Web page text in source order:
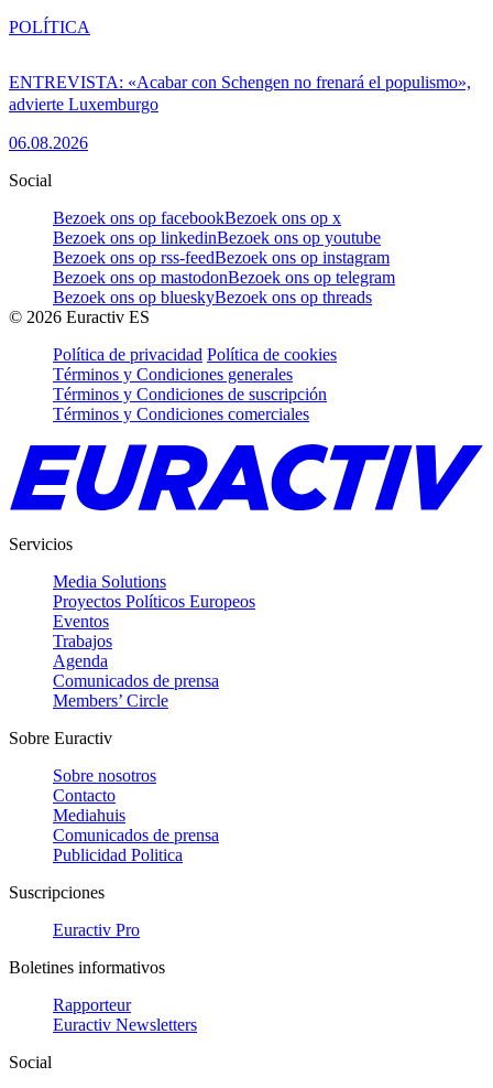
ENTREVISTA: «Acabar con Schengen no frenará el populismo»,
advierte Luxemburgo
06.08.2026
POLÍTICA
Social
Bezoek ons op facebookBezoek ons op x
Bezoek ons op linkedinBezoek ons op youtube
Bezoek ons op rss-feedBezoek ons op instagram
Bezoek ons op mastodonBezoek ons op telegram
Bezoek ons op blueskyBezoek ons op threads
© 2026 Euractiv ES
Política de privacidad Política de cookies
Términos y Condiciones generales
Términos y Condiciones de suscripción
Términos y Condiciones comerciales
Servicios
Media Solutions
Proyectos Políticos Europeos
Eventos
Trabajos
Agenda
Comunicados de prensa
Members’ Circle
Sobre Euractiv
Sobre nosotros
Contacto
Mediahuis
Comunicados de prensa
Publicidad Politica
Suscripciones
Euractiv Pro
Boletines informativos
Rapporteur
Euractiv Newsletters
Social